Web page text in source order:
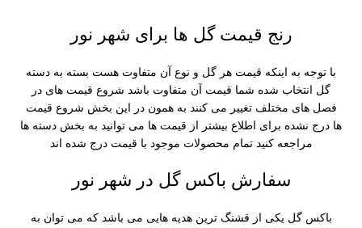
رنج قیمت گل ها برای شهر نور
با توجه به اینکه قیمت هر گل و نوع آن متفاوت هست بسته به دسته
گل انتخاب شده شما قیمت آن متفاوت باشد شروع قیمت های در
فصل های مختلف تغییر می کنند به همون در این بخش شروع قیمت
ها درج نشده برای اطلاع بیشتر از قیمت ها می توانید به بخش دسته ها
مراجعه کنید تمام محصولات موجود با قیمت درج شده اند
سفارش باکس گل در شهر نور
باکس گل یکی از قشنگ ترین هدیه هایی می باشد که می توان به